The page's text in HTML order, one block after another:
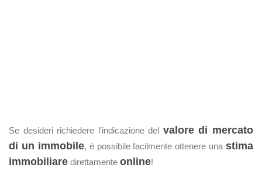
Se desideri richiedere l'indicazione del valore di mercato
di un immobile, è possibile facilmente ottenere una stima
immobiliare direttamente online!